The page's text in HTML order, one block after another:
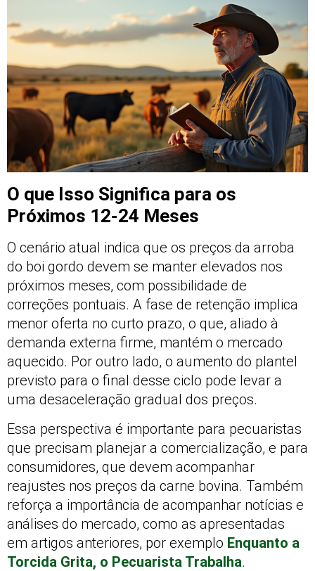
O que Isso Significa para os
Próximos 12-24 Meses
O cenário atual indica que os preços da arroba
do boi gordo devem se manter elevados nos
próximos meses, com possibilidade de
correções pontuais. A fase de retenção implica
menor oferta no curto prazo, o que, aliado à
demanda externa firme, mantém o mercado
aquecido. Por outro lado, o aumento do plantel
previsto para o final desse ciclo pode levar a
uma desaceleração gradual dos preços.
Essa perspectiva é importante para pecuaristas
que precisam planejar a comercialização, e para
consumidores, que devem acompanhar
reajustes nos preços da carne bovina. Também
reforça a importância de acompanhar notícias e
análises do mercado, como as apresentadas
em artigos anteriores, por exemplo Enquanto a
Torcida Grita, o Pecuarista Trabalha.